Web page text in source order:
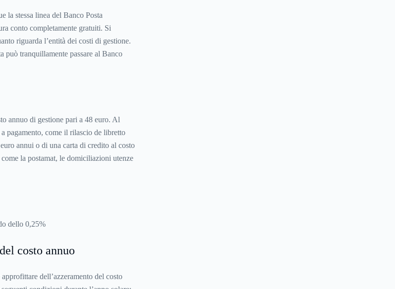
la stessa linea del Banco Posta
conto completamente gratuiti. Si
riguarda l’entità dei costi di gestione.
può tranquillamente passare al Banco
annuo di gestione pari a 48 euro. Al
pagamento, come il rilascio de libretto
annui o di una carta di credito al costo
la postamat, le domiciliazioni utenze
dello 0,25%
costo annuo
dell’azzeramento del costo